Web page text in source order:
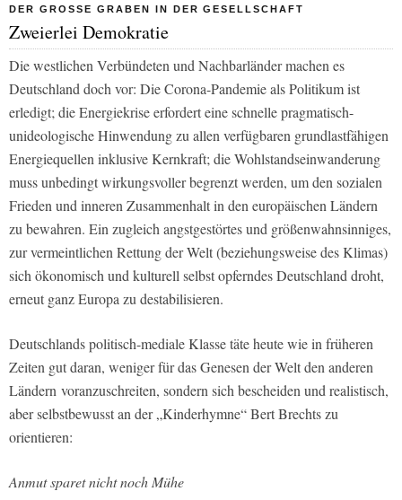
DER GROSSE GRABEN IN DER GESELLSCHAFT
Zweierlei Demokratie
Die westlichen Verbündeten und Nachbarländer machen es
Deutschland doch vor: Die Corona-Pandemie als Politikum ist
erledigt; die Energiekrise erfordert eine schnelle pragmatisch-
unideologische Hinwendung zu allen verfügbaren grundlastfähigen
Energiequellen inklusive Kernkraft; die Wohlstandseinwanderung
muss unbedingt wirkungsvoller begrenzt werden, um den sozialen
Frieden und inneren Zusammenhalt in den europäischen Ländern
zu bewahren. Ein zugleich angstgestörtes und größenwahnsinniges,
zur vermeintlichen Rettung der Welt (beziehungsweise des Klimas)
sich ökonomisch und kulturell selbst opferndes Deutschland droht,
erneut ganz Europa zu destabilisieren.
Deutschlands politisch-mediale Klasse täte heute wie in früheren
Zeiten gut daran, weniger für das Genesen der Welt den anderen
Ländern voranzuschreiten, sondern sich bescheiden und realistisch,
aber selbstbewusst an der „Kinderhymne“ Bert Brechts zu
orientieren:
Anmut sparet nicht noch Mühe